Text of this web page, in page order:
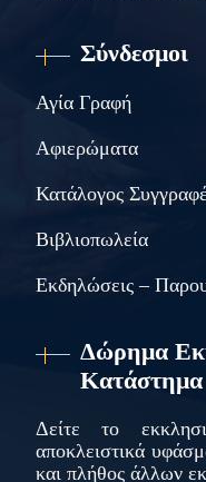
Σύνδεσμοι
Αγία Γραφή
Αφιερώματα
Κατάλογος
Βιβλιοπωλεία
Εκδηλώσεις –
Δώρημα
Κατάστημα
Δείτε το
αποκλειστικά
και πλήθος άλλων